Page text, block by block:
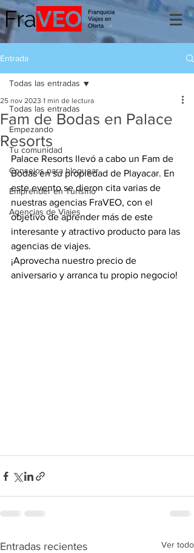
Entrada
Todas las entradas
Empezando
Tu comunidad
Consejos para bloguear
Emprender en Turismo
Agencias de Viajes
Todas las entradas
Fam de Bodas en Palace
Resorts
25 nov 2023 1 min de lectura
Palace Resorts llevó a cabo un Fam de
Bodas en su propiedad de Playacar. En
este evento se dieron cita varias de
nuestras agencias FraVEO, con el
objetivo de aprender más de este
interesante y atractivo producto para las
agencias de viajes.
¡Aprovecha nuestro precio de
aniversario y arranca tu propio negocio!
Entradas recientes Ver todo